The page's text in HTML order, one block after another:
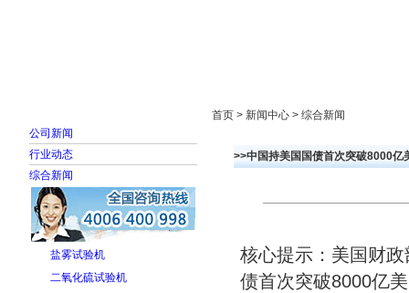
公司新闻
行业动态
综合新闻
盐雾试验机
二氧化硫试验机
首页 > 新闻中心 > 综合新闻
>>中国持美国国债首次突破8000亿
核心提示：美国财
债首次突破8000亿